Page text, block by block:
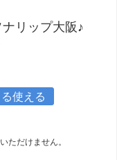
リップ大阪♪
使える
ただけません。